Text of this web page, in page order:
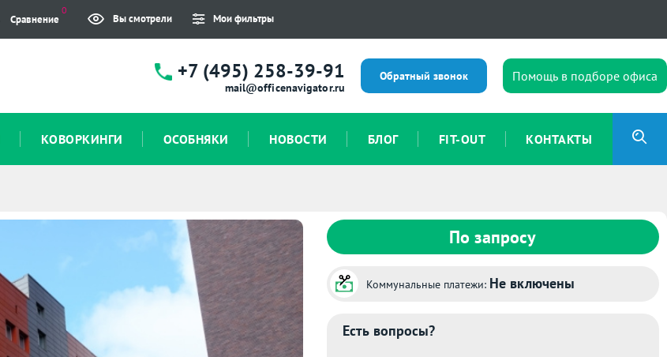
Сравнение
0
Вы смотрели Мои фильтры
+7 (495) 258-39-91
mail@officenavigator.ru
Обратный звонок Помощь в подборе офиса
КОВОРКИНГИ ОСОБНЯКИ НОВОСТИ БЛОГ FIT-OUT КОНТАКТЫ
По запросу
Коммунальные платежи: Не включены
Есть вопросы?